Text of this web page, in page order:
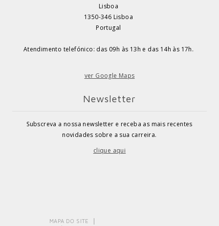
Lisboa
1350-346 Lisboa
Portugal
Atendimento telefónico: das 09h às 13h e das 14h às 17h.
ver Google Maps
Newsletter
Subscreva a nossa newsletter e receba as mais recentes
novidades sobre a sua carreira.
clique aqui
MAPA DO SITE